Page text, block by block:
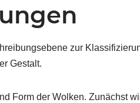
zur
Gestalt.
Form der Wolken. Zunächst